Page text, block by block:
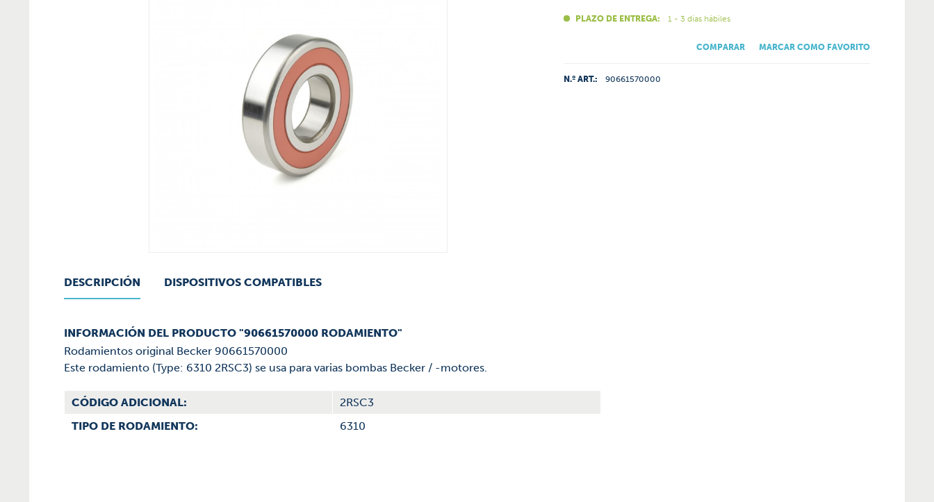
PLAZO DE ENTREGA: 1 - 3 días hábiles
COMPARAR MARCAR COMO FAVORITO
N.º ART.: 90661570000
DESCRIPCIÓN DISPOSITIVOS COMPATIBLES
INFORMACIÓN DEL PRODUCTO "90661570000 RODAMIENTO"
Rodamientos original Becker 90661570000
Este rodamiento (Type: 6310 2RSC3) se usa para varias bombas Becker / -motores.
CÓDIGO ADICIONAL:
2RSC3
TIPO DE RODAMIENTO:
6310